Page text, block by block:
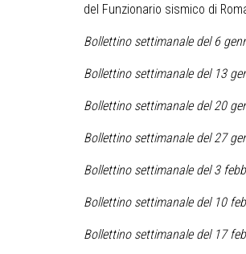
del Funzionario sismico di
Bollettino settimanale del 6
Bollettino settimanale del 13
Bollettino settimanale del 20
Bollettino settimanale del 27
Bollettino settimanale del 3
Bollettino settimanale del 10
Bollettino settimanale del 17